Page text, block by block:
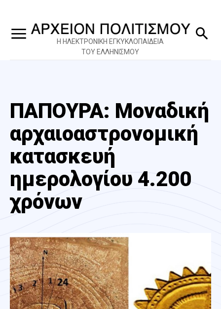
Η ΗΛΕΚΤΡΟΝΙΚΗ ΕΓΚΥΚΛΟΠΑΙΔΕΙΑ
ΤΟΥ ΕΛΛΗΝΙΣΜΟΥ
ΠΑΠΟΥΡΑ: Μοναδική
αρχαιοαστρονομική
κατασκευή
ημερολογίου 4.200
χρόνων